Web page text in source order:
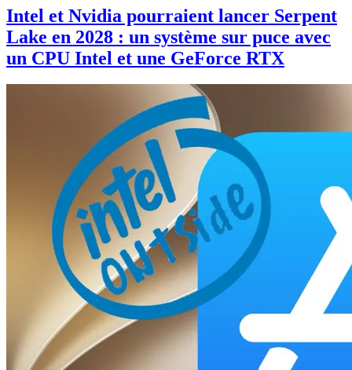
Intel et Nvidia pourraient lancer Serpent
Lake en 2028 : un système sur puce avec
un CPU Intel et une GeForce RTX